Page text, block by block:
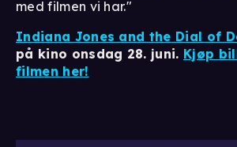
med filmen vi har."
Indiana Jones and the Dial of
på kino onsdag 28. juni. Kjøp
filmen her!